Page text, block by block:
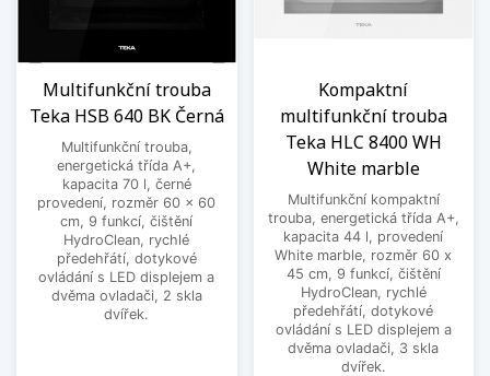
Multifunkční trouba
Teka HSB 640 BK Černá
Multifunkční trouba,
energetická třída A+,
kapacita 70 l, černé
provedení, rozměr 60 x 60
cm, 9 funkcí, čištění
HydroClean, rychlé
předehřátí, dotykové
ovládání s LED displejem a
dvěma ovladači, 2 skla
dvířek.
Kompaktní
multifunkční trouba
Teka HLC 8400 WH
White marble
Multifunkční kompaktní
trouba, energetická třída A+,
kapacita 44 l, provedení
White marble, rozměr 60 x
45 cm, 9 funkcí, čištění
HydroClean, rychlé
předehřátí, dotykové
ovládání s LED displejem a
dvěma ovladači, 3 skla
dvířek.